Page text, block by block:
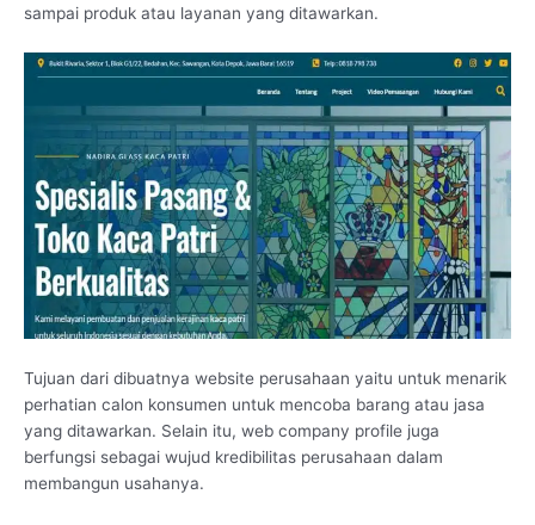
sampai produk atau layanan yang ditawarkan.
Tujuan dari dibuatnya website perusahaan yaitu untuk menarik
perhatian calon konsumen untuk mencoba barang atau jasa
yang ditawarkan. Selain itu, web company profile juga
berfungsi sebagai wujud kredibilitas perusahaan dalam
membangun usahanya.